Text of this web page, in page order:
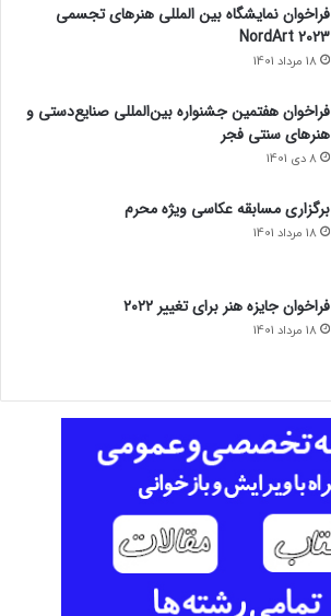
فراخوان نمایشگاه بین المللی هنرهای تجسمی
NordArt 2023
18 مرداد 1401
فراخوان هفتمین جشنواره بین‌المللی صنایع‌دستی و
هنرهای سنتی فجر
8 دی 1401
برگزاری مسابقه عکاسی ویژه محرم
18 مرداد 1401
فراخوان جایزه هنر برای تغییر ۲۰۲۲
18 مرداد 1401